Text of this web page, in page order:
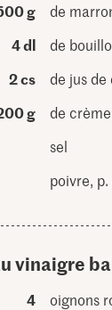
g
de
4 dl
de
2 cs
de jus
g
de
sel
poivre,
vinaigre
4
oignons